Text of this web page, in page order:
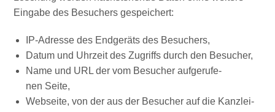
Ein­ga­be des Besu­chers gespeichert:
IP-Adres­se des End­ge­räts des Besuchers,
Datum und Uhr­zeit des Zugriffs durch den Besucher,
Name und URL der vom Besu­cher auf­ge­ru­fe­
nen Seite,
Web­sei­te, von der aus der Besu­cher auf die Kanz­lei­